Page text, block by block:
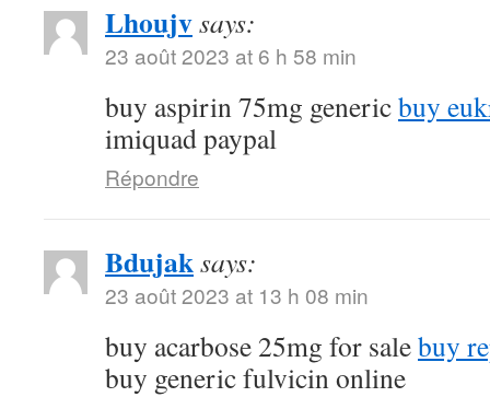
Lhoujvsays:
23 août 2023 at 6 h 58 min
buy aspirin 75mg genericbuy
imiquad paypal
Répondre
Bdujaksays:
23 août 2023 at 13 h 08 min
buy acarbose 25mg for salebuy
buy generic fulvicin online